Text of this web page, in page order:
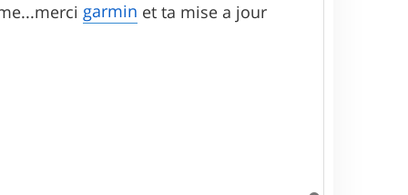
garmin et ta mise a jour